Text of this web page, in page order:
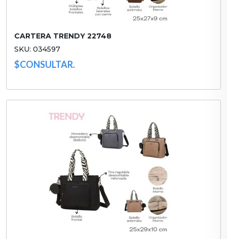
CARTERA TRENDY 22748
SKU: 034597
$CONSULTAR.